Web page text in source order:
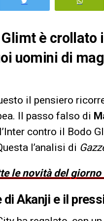
è
uomini di
il pensiero
Il passo falso di
contro il Bodo
l’analisi di
le novità del
Akanji e il